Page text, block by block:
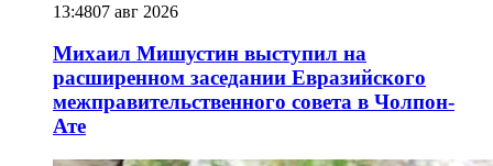
13:4807 авг 2026
Михаил Мишустин выступил на
расширенном заседании Евразийского
межправительственного совета в Чолпон-
Ате